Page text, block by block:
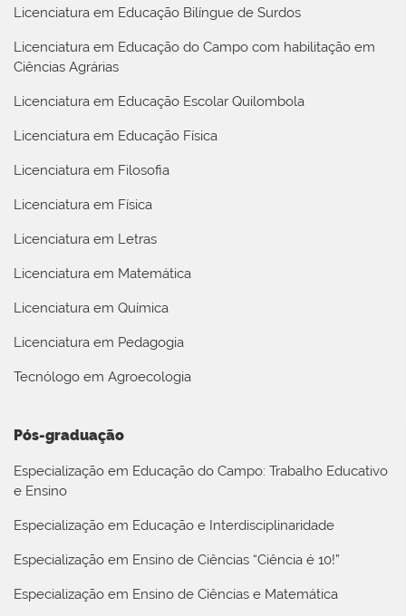
Licenciatura em Educação Bilíngue de Surdos
Licenciatura em Educação do Campo com habilitação em
Ciências Agrárias
Licenciatura em Educação Escolar Quilombola
Licenciatura em Educação Física
Licenciatura em Filosofia
Licenciatura em Física
Licenciatura em Letras
Licenciatura em Matemática
Licenciatura em Química
Licenciatura em Pedagogia
Tecnólogo em Agroecologia
Pós-graduação
Especialização em Educação do Campo: Trabalho Educativo
e Ensino
Especialização em Educação e Interdisciplinaridade
Especialização em Ensino de Ciências “Ciência é 10!”
Especialização em Ensino de Ciências e Matemática